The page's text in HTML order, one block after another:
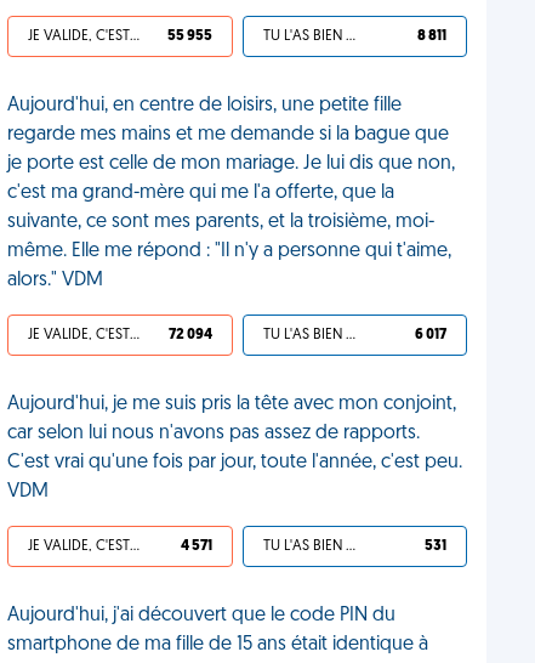
JE VALIDE, C'EST UNE VDM 55 955 TU L'AS BIEN MÉRITÉ 8 811
Aujourd'hui, en centre de loisirs, une petite fille
regarde mes mains et me demande si la bague que
je porte est celle de mon mariage. Je lui dis que non,
c'est ma grand-mère qui me l'a offerte, que la
suivante, ce sont mes parents, et la troisième, moi-
même. Elle me répond : "Il n'y a personne qui t'aime,
alors." VDM
JE VALIDE, C'EST UNE VDM 72 094 TU L'AS BIEN MÉRITÉ 6 017
Aujourd'hui, je me suis pris la tête avec mon conjoint,
car selon lui nous n'avons pas assez de rapports.
C'est vrai qu'une fois par jour, toute l'année, c'est peu.
VDM
JE VALIDE, C'EST UNE VDM 4 571 TU L'AS BIEN MÉRITÉ 531
Aujourd'hui, j'ai découvert que le code PIN du
smartphone de ma fille de 15 ans était identique à